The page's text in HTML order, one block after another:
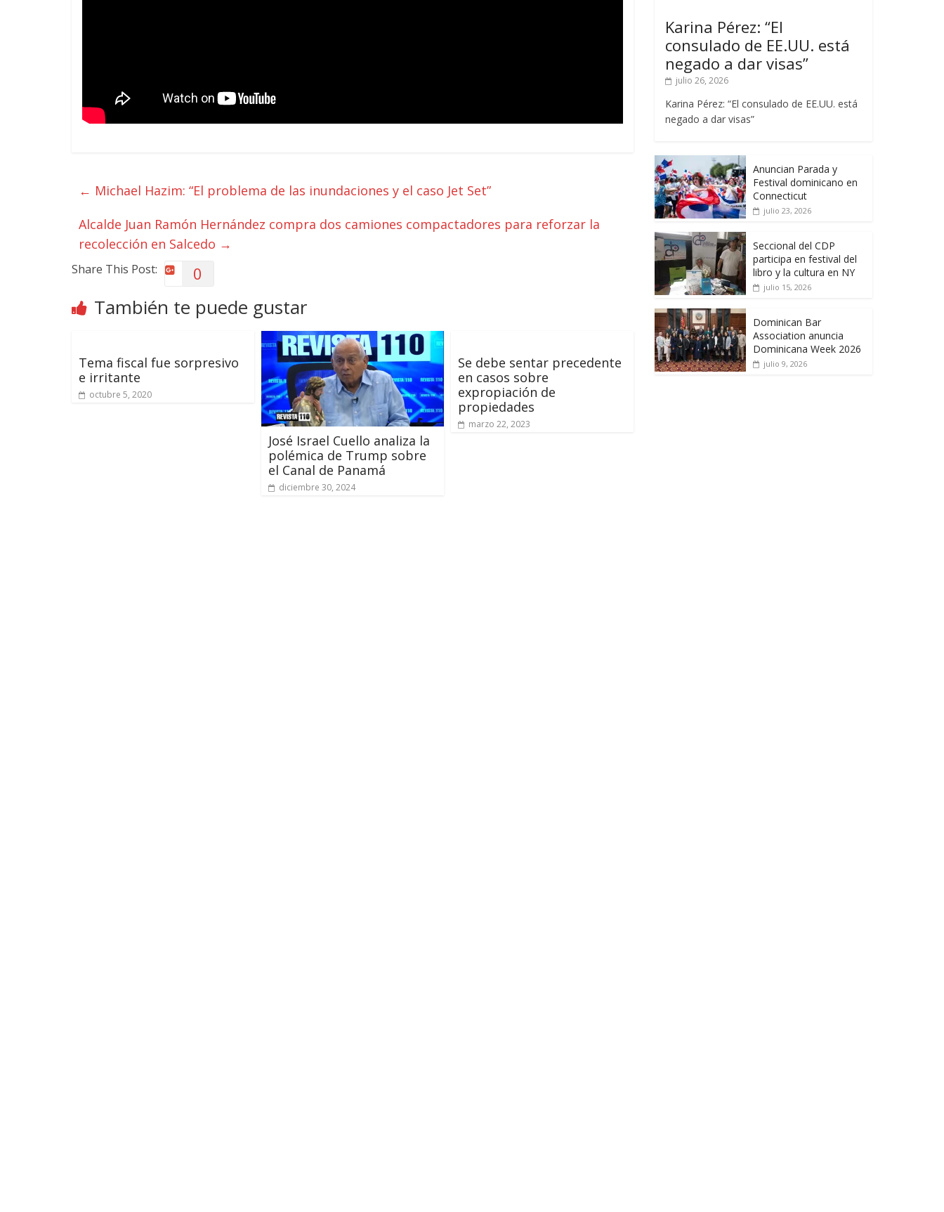
← Michael Hazim: “El problema de las inundaciones y el caso Jet Set”
Alcalde Juan Ramón Hernández compra dos camiones compactadores para reforzar la
recolección en Salcedo →
Share This Post: 0
También te puede gustar
Tema fiscal fue sorpresivo
e irritante
octubre 5, 2020
José Israel Cuello analiza la
polémica de Trump sobre
el Canal de Panamá
diciembre 30, 2024
Se debe sentar precedente
en casos sobre
expropiación de
propiedades
marzo 22, 2023
Karina Pérez: “El
consulado de EE.UU. está
negado a dar visas”
julio 26, 2026
Karina Pérez: “El consulado de EE.UU. está
negado a dar visas”
Anuncian Parada y
Festival dominicano en
Connecticut
julio 23, 2026
Seccional del CDP
participa en festival del
libro y la cultura en NY
julio 15, 2026
Dominican Bar
Association anuncia
Dominicana Week 2026
julio 9, 2026